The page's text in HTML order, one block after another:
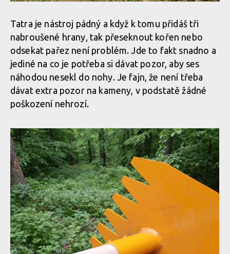
Tatra je nástroj pádný a když k tomu přidáš tři
nabroušené hrany, tak přeseknout kořen nebo
odsekat pařez není problém. Jde to fakt snadno a
jediné na co je potřeba si dávat pozor, aby ses
náhodou nesekl do nohy. Je fajn, že není třeba
dávat extra pozor na kameny, v podstatě žádné
poškození nehrozí.